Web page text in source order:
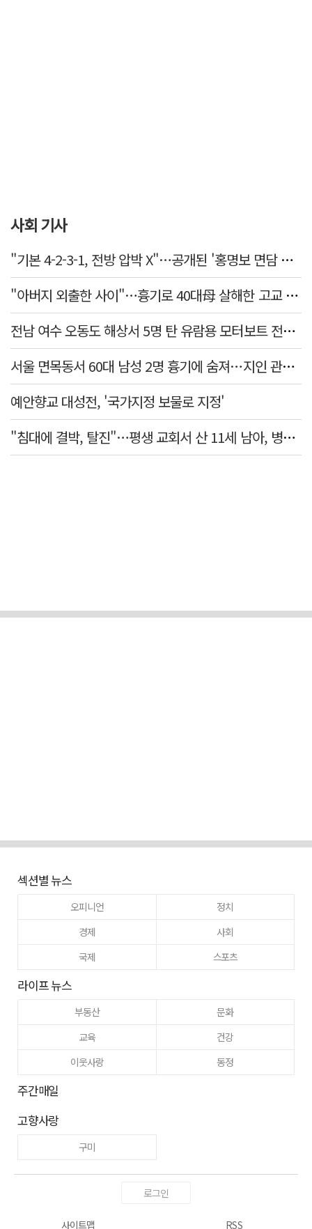
사회 기사
"기본 4-2-3-1, 전방 압박 X"…공개된 '홍명보 면담 수첩'
"아버지 외출한 사이"…흉기로 40대母 살해한 고교 자퇴생, 구속 기로에
전남 여수 오동도 해상서 5명 탄 유람용 모터보트 전복…2명 숨져
서울 면목동서 60대 남성 2명 흉기에 숨져…지인 관계로 추정
예안향교 대성전, '국가지정 보물로 지정'
"침대에 결박, 탈진"…평생 교회서 산 11세 남아, 병원 이송 끝 숨져
섹션별 뉴스
오피니언
정치
경제
사회
국제
스포츠
라이프 뉴스
부동산
문화
교육
건강
이웃사랑
동정
주간매일
고향사랑
구미
로그인
사이트맵 RSS